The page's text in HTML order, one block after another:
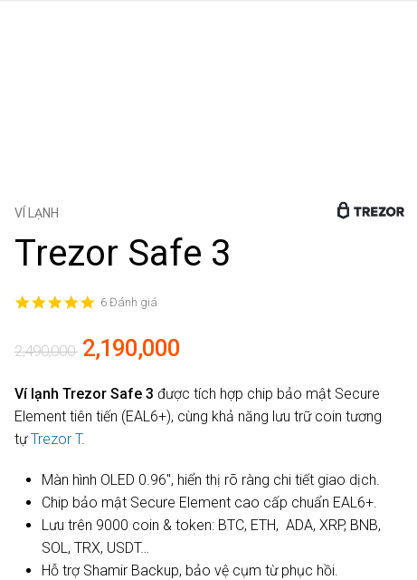
VÍ LẠNH
Trezor Safe 3
5.0
6 Đánh giá
2,490,000 2,190,000
Ví lạnh Trezor Safe 3 được tích hợp chip bảo mật Secure
Element tiên tiến (EAL6+), cùng khả năng lưu trữ coin tương
tựTrezor T.
Màn hình OLED 0.96″, hiển thị rõ ràng chi tiết giao dịch.
Chip bảo mật Secure Element cao cấp chuẩn EAL6+.
Lưu trên 9000 coin & token: BTC, ETH, ADA, XRP, BNB,
SOL, TRX, USDT…
Hỗ trợ Shamir Backup, bảo vệ cụm từ phục hồi.